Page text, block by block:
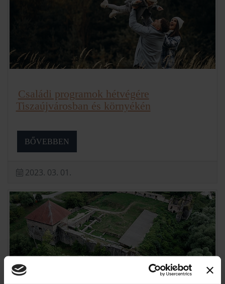
Családi programok hétvégére
Tiszaújvárosban és környékén
BŐVEBBEN
2023. 03. 01.